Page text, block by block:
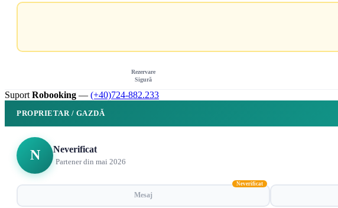
Rezervare
Sigură
Suport Robooking — (+40)724-882.233
PROPRIETAR / GAZDĂ
N Neverificat
Partener din mai 2026
Mesaj
Neverificat